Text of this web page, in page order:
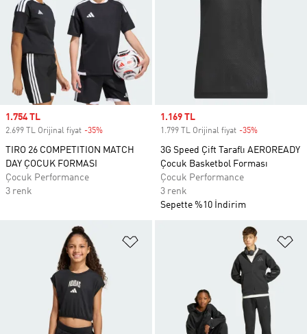
Sale price
1.754 TL
2.699 TL Orijinal fiyat -35%
TIRO 26 COMPETITION MATCH
DAY ÇOCUK FORMASI
Çocuk Performance
3 renk
Sale price
1.169 TL
1.799 TL Orijinal fiyat -35%
3G Speed Çift Taraflı AEROREADY
Çocuk Basketbol Forması
Çocuk Performance
3 renk
Sepette %10 İndirim